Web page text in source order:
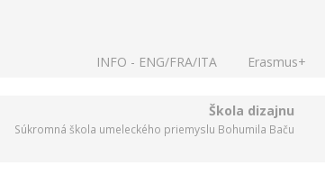
INFO - ENG/FRA/ITA Erasmus+
Škola dizajnu
Súkromná škola umeleckého priemyslu Bohumila Baču